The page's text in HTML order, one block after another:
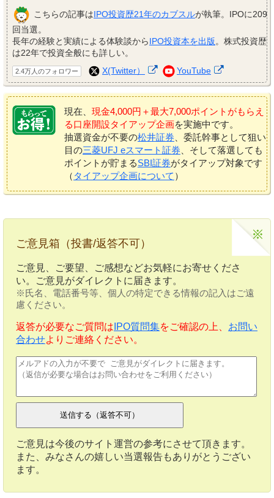
こちらの記事はIPO投資歴21年のカブスルが執筆。IPOに209
回当選。
長年の経験と実績による体験談からIPO投資本を出版。株式投資歴
は22年で投資全般にも詳しい。
2.4万人のフォロワー X(Twitter） YouTube
現在、 現金4,000円＋最大7,000ポイントがもらえ
る口座開設タイアップ企画を実施中です。
抽選資金が不要の松井証券 、委託幹事として狙い
目の三菱UFJ eスマート証券 、そして落選しても
ポイントが貯まるSBI証券がタイアップ対象です
（ タイアップ企画について ）
ご意見箱（投書/返答不可）
ご意見、ご要望、ご感想などお気軽にお寄せくださ
い。ご意見がダイレクトに届きます。
※氏名、電話番号等、個人の特定できる情報の記入はご遠
慮ください。
返答が必要なご質問は IPO質問集をご確認の上、 お問い
合わせよりご連絡ください。
ご意見は今後のサイト運営の参考にさせて頂きます。
また、みなさんの嬉しい当選報告もありがとうござい
ます。